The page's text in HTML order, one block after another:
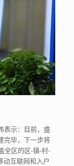
表示：目前，盛
完毕，下一步将
全区的区-镇-村-
动互联网和入户